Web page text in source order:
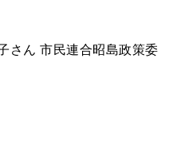
さん 市民連合昭島政策委